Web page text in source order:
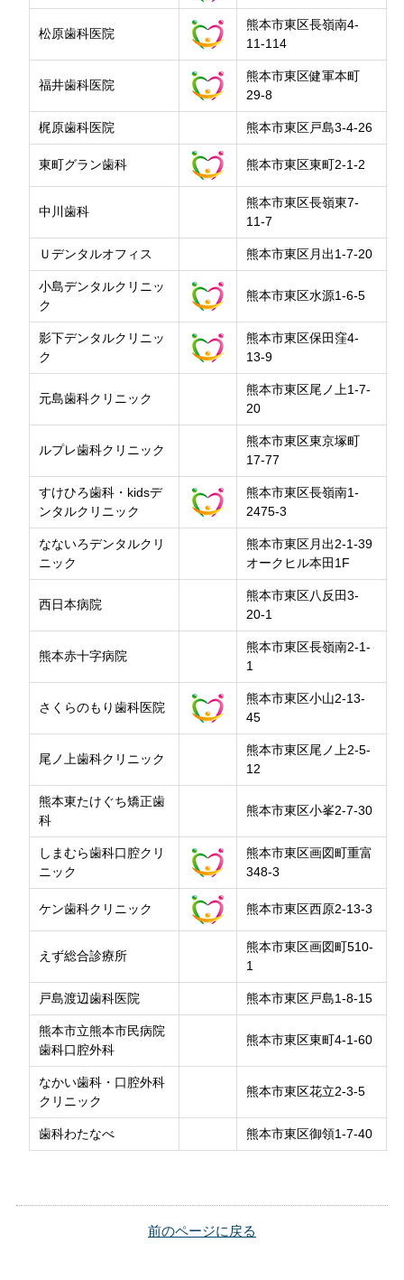
松原歯科医院
熊本市東区長嶺南4-
11-114
福井歯科医院
熊本市東区健軍本町
29-8
梶原歯科医院 熊本市東区戸島3-4-26
東町グラン歯科 熊本市東区東町2-1-2
中川歯科
熊本市東区長嶺東7-
11-7
Ｕデンタルオフィス 熊本市東区月出1-7-20
小島デンタルクリニッ
ク
熊本市東区水源1-6-5
影下デンタルクリニッ
ク
熊本市東区保田窪4-
13-9
元島歯科クリニック
熊本市東区尾ノ上1-7-
20
ルプレ歯科クリニック
熊本市東区東京塚町
17-77
すけひろ歯科・kidsデ
ンタルクリニック
熊本市東区長嶺南1-
2475-3
なないろデンタルクリ
ニック
熊本市東区月出2-1-39
オークヒル本田1F
西日本病院
熊本市東区八反田3-
20-1
熊本赤十字病院
熊本市東区長嶺南2-1-
1
さくらのもり歯科医院
熊本市東区小山2-13-
45
尾ノ上歯科クリニック
熊本市東区尾ノ上2-5-
12
熊本東たけぐち矯正歯
科
熊本市東区小峯2-7-30
しまむら歯科口腔クリ
ニック
熊本市東区画図町重富
348-3
ケン歯科クリニック 熊本市東区西原2-13-3
えず総合診療所
熊本市東区画図町510-
1
戸島渡辺歯科医院 熊本市東区戸島1-8-15
熊本市立熊本市民病院
歯科口腔外科
熊本市東区東町4-1-60
なかい歯科・口腔外科
クリニック
熊本市東区花立2-3-5
歯科わたなべ 熊本市東区御領1-7-40
前のページに戻る